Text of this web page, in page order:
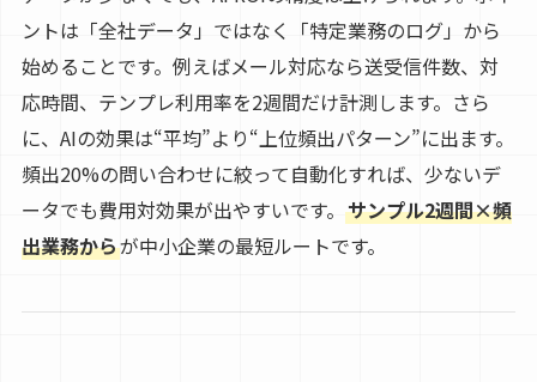
ントは「全社データ」ではなく「特定業務のログ」から
始めることです。例えばメール対応なら送受信件数、対
応時間、テンプレ利用率を2週間だけ計測します。さら
に、AIの効果は“平均”より“上位頻出パターン”に出ます。
頻出20%の問い合わせに絞って自動化すれば、少ないデ
ータでも費用対効果が出やすいです。 サンプル2週間×頻
出業務からが中小企業の最短ルートです。